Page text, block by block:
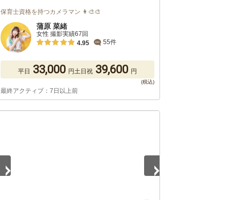
保育士資格を持つカメラマン 👩‍🎨🎨
蒲原 菜緒
女性 撮影実績67回
4.95
55件
平日 33,000 円土日祝 39,600 円
最終アクティブ：7日以上前